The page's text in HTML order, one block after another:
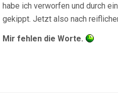
habe ich verworfen und durch
gekippt. Jetzt also nach
Mir fehlen die Worte.